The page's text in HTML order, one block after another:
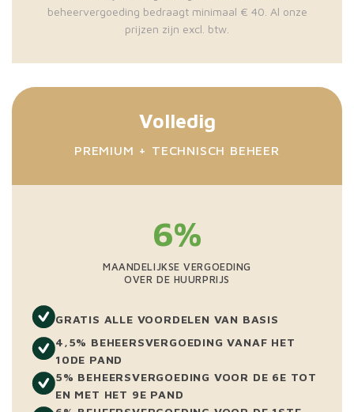
beheervergoeding bedraagt minimaal € 40. Al onze
prijzen zijn excl. btw.
Volledig
PREMIUM + TECHNISCH BEHEER
6%
MAANDELIJKSE VERGOEDING
OVER DE HUURPRIJS
GRATIS ALLE VOORDELEN VAN BASIS
4,5% BEHEERSVERGOEDING VANAF HET
10DE PAND
5% BEHEERSVERGOEDING VOOR DE 6E TOT
EN MET HET 9E PAND